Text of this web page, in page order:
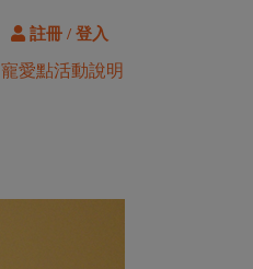
註冊 / 登入
寵愛點活動說明